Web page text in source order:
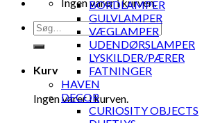
Søg
efter:
Kurv
Ingen varer i kurven.
BORDLAMPER
GULVLAMPER
VÆGLAMPER
UDENDØRSLAMPER
LYSKILDER/PÆRER
FATNINGER
HAVEN
DECOR
CURIOSITY OBJECTS